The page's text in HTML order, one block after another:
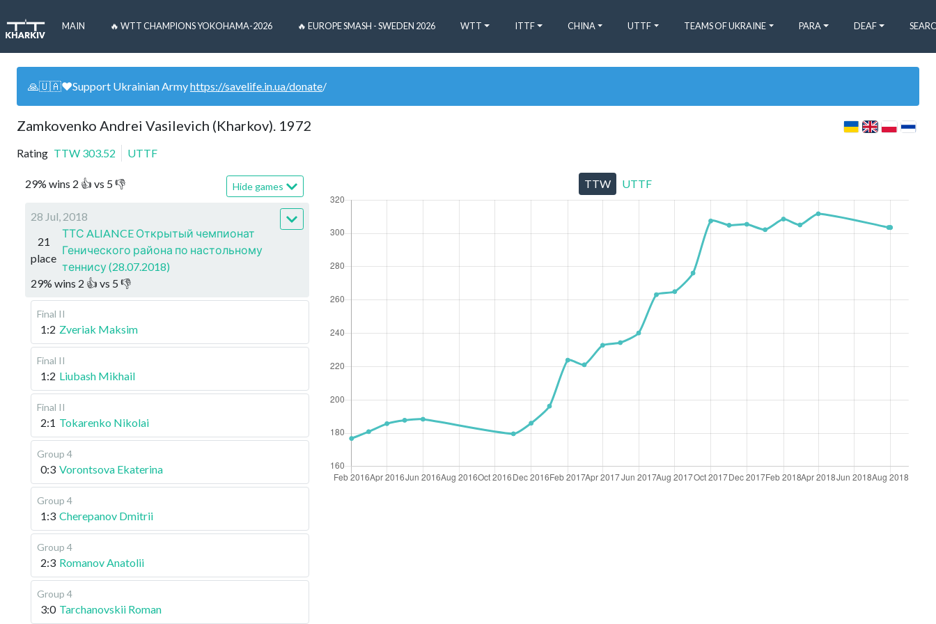
MAIN 🔥 WTT CHAMPIONS YOKOHAMA-2026 🔥 EUROPE SMASH - SWEDEN 2026 WTT ITTF CHINA UTTF TEAMS OF UKRAINE PARA DEAF
🙏🇺🇦❤️Support Ukrainian Armyhttps://savelife.in.ua/donate/
Zamkovenko Andrei Vasilevich (Kharkov). 1972
Rating TTW 303.52 UTTF
29% wins 2 👍 vs 5👎 Hide games
28 Jul, 2018
21
place
ТТС ALIANCE Открытый чемпионат
Генического района по настольному
теннису (28.07.2018)
29% wins 2 👍 vs 5 👎
Final II
1:2 Zveriak Maksim
Final II
1:2 Liubash Mikhail
Final II
2:1 Tokarenko Nikolai
Group 4
0:3 Vorontsova Ekaterina
Group 4
1:3 Cherepanov Dmitrii
Group 4
2:3 Romanov Anatolii
Group 4
3:0 Tarchanovskii Roman
TTW UTTF